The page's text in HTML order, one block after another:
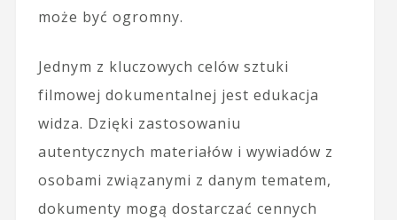
może być ogromny.
Jednym z kluczowych celów sztuki
filmowej dokumentalnej jest edukacja
widza. Dzięki zastosowaniu
autentycznych materiałów i wywiadów z
osobami związanymi z danym tematem,
dokumenty mogą dostarczać cennych